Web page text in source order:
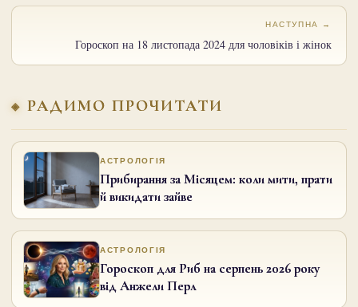
НАСТУПНА →
Гороскоп на 18 листопада 2024 для чоловіків і жінок
РАДИМО ПРОЧИТАТИ
АСТРОЛОГІЯ
Прибирання за Місяцем: коли мити, прати
й викидати зайве
АСТРОЛОГІЯ
Гороскоп для Риб на серпень 2026 року
від Анжели Перл